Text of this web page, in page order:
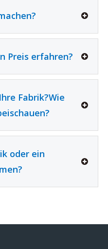
Preis erfahren?
Fabrik?Wie
oder ein